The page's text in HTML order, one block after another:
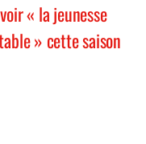
« la jeunesse
» cette saison